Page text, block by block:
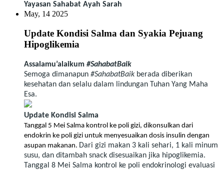
Yayasan Sahabat Ayah Sarah
May, 14 2025
Update Kondisi Salma dan Syakia Pejuang
Hipoglikemia
Assalamu’alaikum #SahabatBaik
Semoga dimanapun #SahabatBaik berada diberikan
kesehatan dan selalu dalam lindungan Tuhan Yang Maha
Esa.
Update Kondisi Salma
Tanggal 5 Mei Salma kontrol ke poli gizi, dikonsulkan dari
endokrin ke poli gizi untuk menyesuaikan dosis insulin dengan
asupan makanan. Dari gizi makan 3 kali sehari, 1 kali minum
susu, dan ditambah snack disesuaikan jika hipoglikemia.
Tanggal 8 Mei Salma kontrol ke poli endokrinologi evaluasi